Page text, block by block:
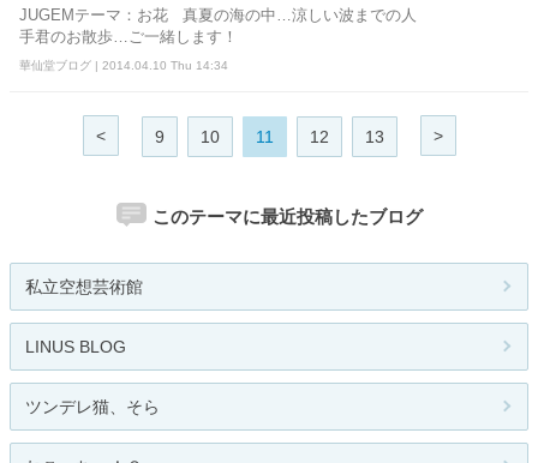
JUGEMテーマ：お花 真夏の海の中…涼しい波までの人
手君のお散歩…ご一緒します！
華仙堂ブログ | 2014.04.10 Thu 14:34
< 9 10 11 12 13 >
このテーマに最近投稿したブログ
私立空想芸術館
LINUS BLOG
ツンデレ猫、そら